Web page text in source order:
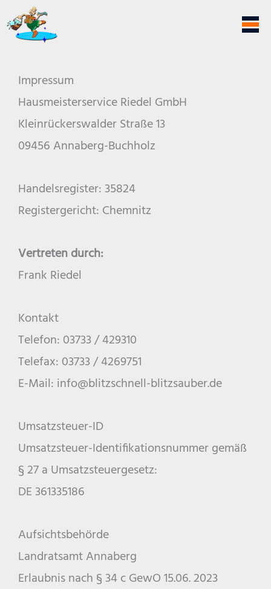
Zum
Inhalt
Impressum
Hausmeisterservice Riedel GmbH
Kleinrückerswalder Straße 13
09456 Annaberg-Buchholz
Handelsregister: 35824
Registergericht: Chemnitz
Vertreten durch:
Frank Riedel
Kontakt
Telefon: 03733 / 429310
Telefax: 03733 / 4269751
E-Mail: info@blitzschnell-blitzsauber.de
Umsatzsteuer-ID
Umsatzsteuer-Identifikationsnummer gemäß
§ 27 a Umsatzsteuergesetz:
DE 361335186
Aufsichtsbehörde
Landratsamt Annaberg
Erlaubnis nach § 34 c GewO 15.06. 2023